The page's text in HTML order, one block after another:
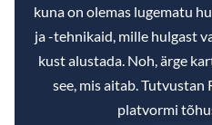
kuna on olemas lugematu
ja -tehnikaid, mille hulgast
kust alustada. Noh, ärge
see, mis aitab.
platvormi